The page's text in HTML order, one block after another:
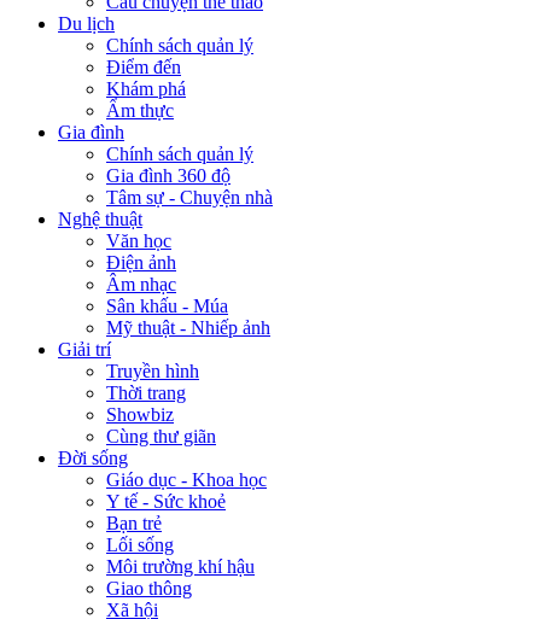
Du lịch
Chính sách quản lý
Điểm đến
Khám phá
Ẩm thực
Gia đình
Chính sách quản lý
Gia đình 360 độ
Tâm sự - Chuyện nhà
Nghệ thuật
Văn học
Điện ảnh
Âm nhạc
Sân khấu - Múa
Mỹ thuật - Nhiếp ảnh
Giải trí
Truyền hình
Thời trang
Showbiz
Cùng thư giãn
Đời sống
Giáo dục - Khoa học
Y tế - Sức khoẻ
Bạn trẻ
Lối sống
Môi trường khí hậu
Giao thông
Xã hội